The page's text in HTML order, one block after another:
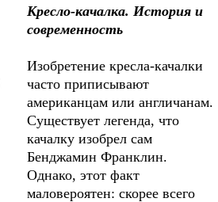
Кресло-качалка. История и
современность
Изобретение кресла-качалки
часто приписывают
американцам или англичанам.
Существует легенда, что
качалку изобрел сам
Бенджамин Франклин.
Однако, этот факт
маловероятен: скорее всего